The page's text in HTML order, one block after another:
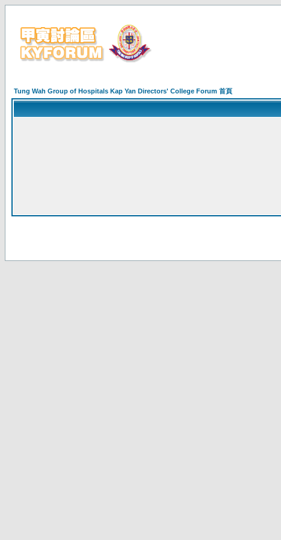
Tung Wah Group of Hospitals Kap Yan Directors' College Forum 首頁